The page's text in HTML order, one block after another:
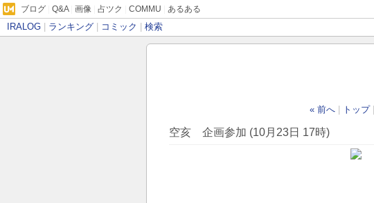
ブログ Q&A| 画像 占ツク COMMU あるある
IRALOG ランキング コミック 検索
« 前へ トップ
空亥 企画参加 (10月23日 17時)